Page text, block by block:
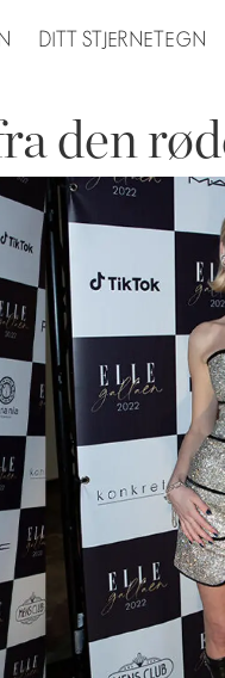
DITT STJERNETEGN
den